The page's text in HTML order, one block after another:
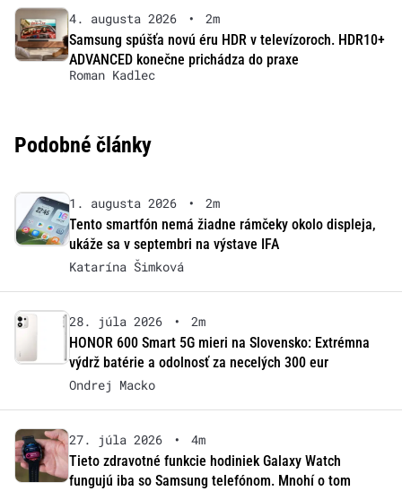
4. augusta 2026 •
2m
Samsung spúšťa novú éru HDR v televízoroch. HDR10+
ADVANCED konečne prichádza do praxe
Roman Kadlec
Podobné články
1. augusta 2026 •
2m
Tento smartfón nemá žiadne rámčeky okolo displeja,
ukáže sa v septembri na výstave IFA
Katarína Šimková
28. júla 2026 •
2m
HONOR 600 Smart 5G mieri na Slovensko: Extrémna
výdrž batérie a odolnosť za necelých 300 eur
Ondrej Macko
27. júla 2026 •
4m
Tieto zdravotné funkcie hodiniek Galaxy Watch
fungujú iba so Samsung telefónom. Mnohí o tom